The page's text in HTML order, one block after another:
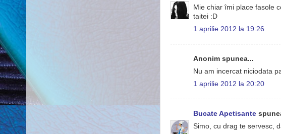
Mie chiar îmi place fasole
taitei :D
1 aprilie 2012 la 19:26
Anonim spunea...
Nu am incercat niciodata
1 aprilie 2012 la 20:20
Bucate Apetisante
Simo, cu drag te servesc,